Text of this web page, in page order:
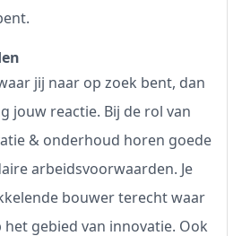
jij naar op zoek bent, dan
jouw reactie. Bij de rol van
& onderhoud horen goede
arbeidsvoorwaarden. Je
bouwer terecht waar
gebied van innovatie. Ook